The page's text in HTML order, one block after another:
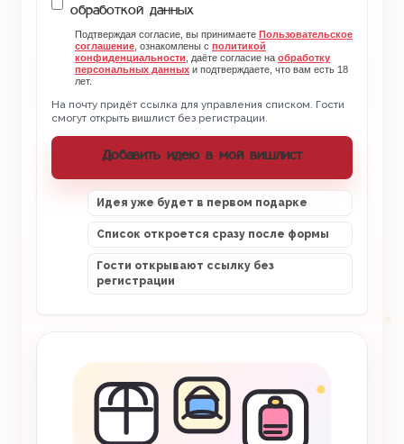
обработкой данных
Подтверждая согласие, вы принимаете Пользовательское
соглашение , ознакомлены с политикой
конфиденциальности , даёте согласие на обработку
персональных данных и подтверждаете, что вам есть 18
лет.
На почту придёт ссылка для управления списком. Гости
смогут открыть вишлист без регистрации.
Добавить идею в мой вишлист
Идея уже будет в первом подарке
Список откроется сразу после формы
Гости открывают ссылку без
регистрации